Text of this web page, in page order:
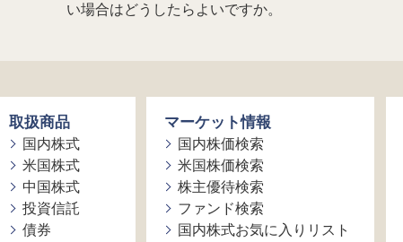
い場合はどうしたらよいですか。
取扱商品
国内株式
米国株式
中国株式
投資信託
債券
マーケット情報
国内株価検索
米国株価検索
株主優待検索
ファンド検索
国内株式お気に入りリスト